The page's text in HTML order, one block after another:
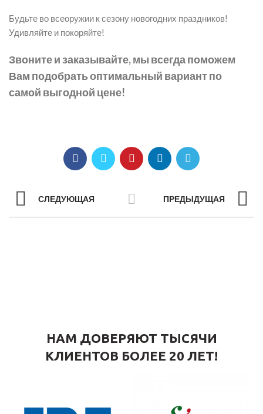
Будьте во всеоружии к сезону новогодних праздников!
Удивляйте и покоряйте!
Звоните и заказывайте, мы всегда поможем
Вам подобрать оптимальный вариант по
самой выгодной цене!
СЛЕДУЮЩАЯ ПРЕДЫДУЩАЯ
НАМ ДОВЕРЯЮТ ТЫСЯЧИ
КЛИЕНТОВ БОЛЕЕ 20 ЛЕТ!